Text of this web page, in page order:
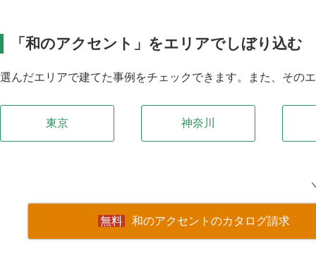
「和のアクセント」をエリアでしぼり込む
選んだエリアで建てた事例をチェックできます。また、その
東京 神奈川
和のアクセントのカタログ請求